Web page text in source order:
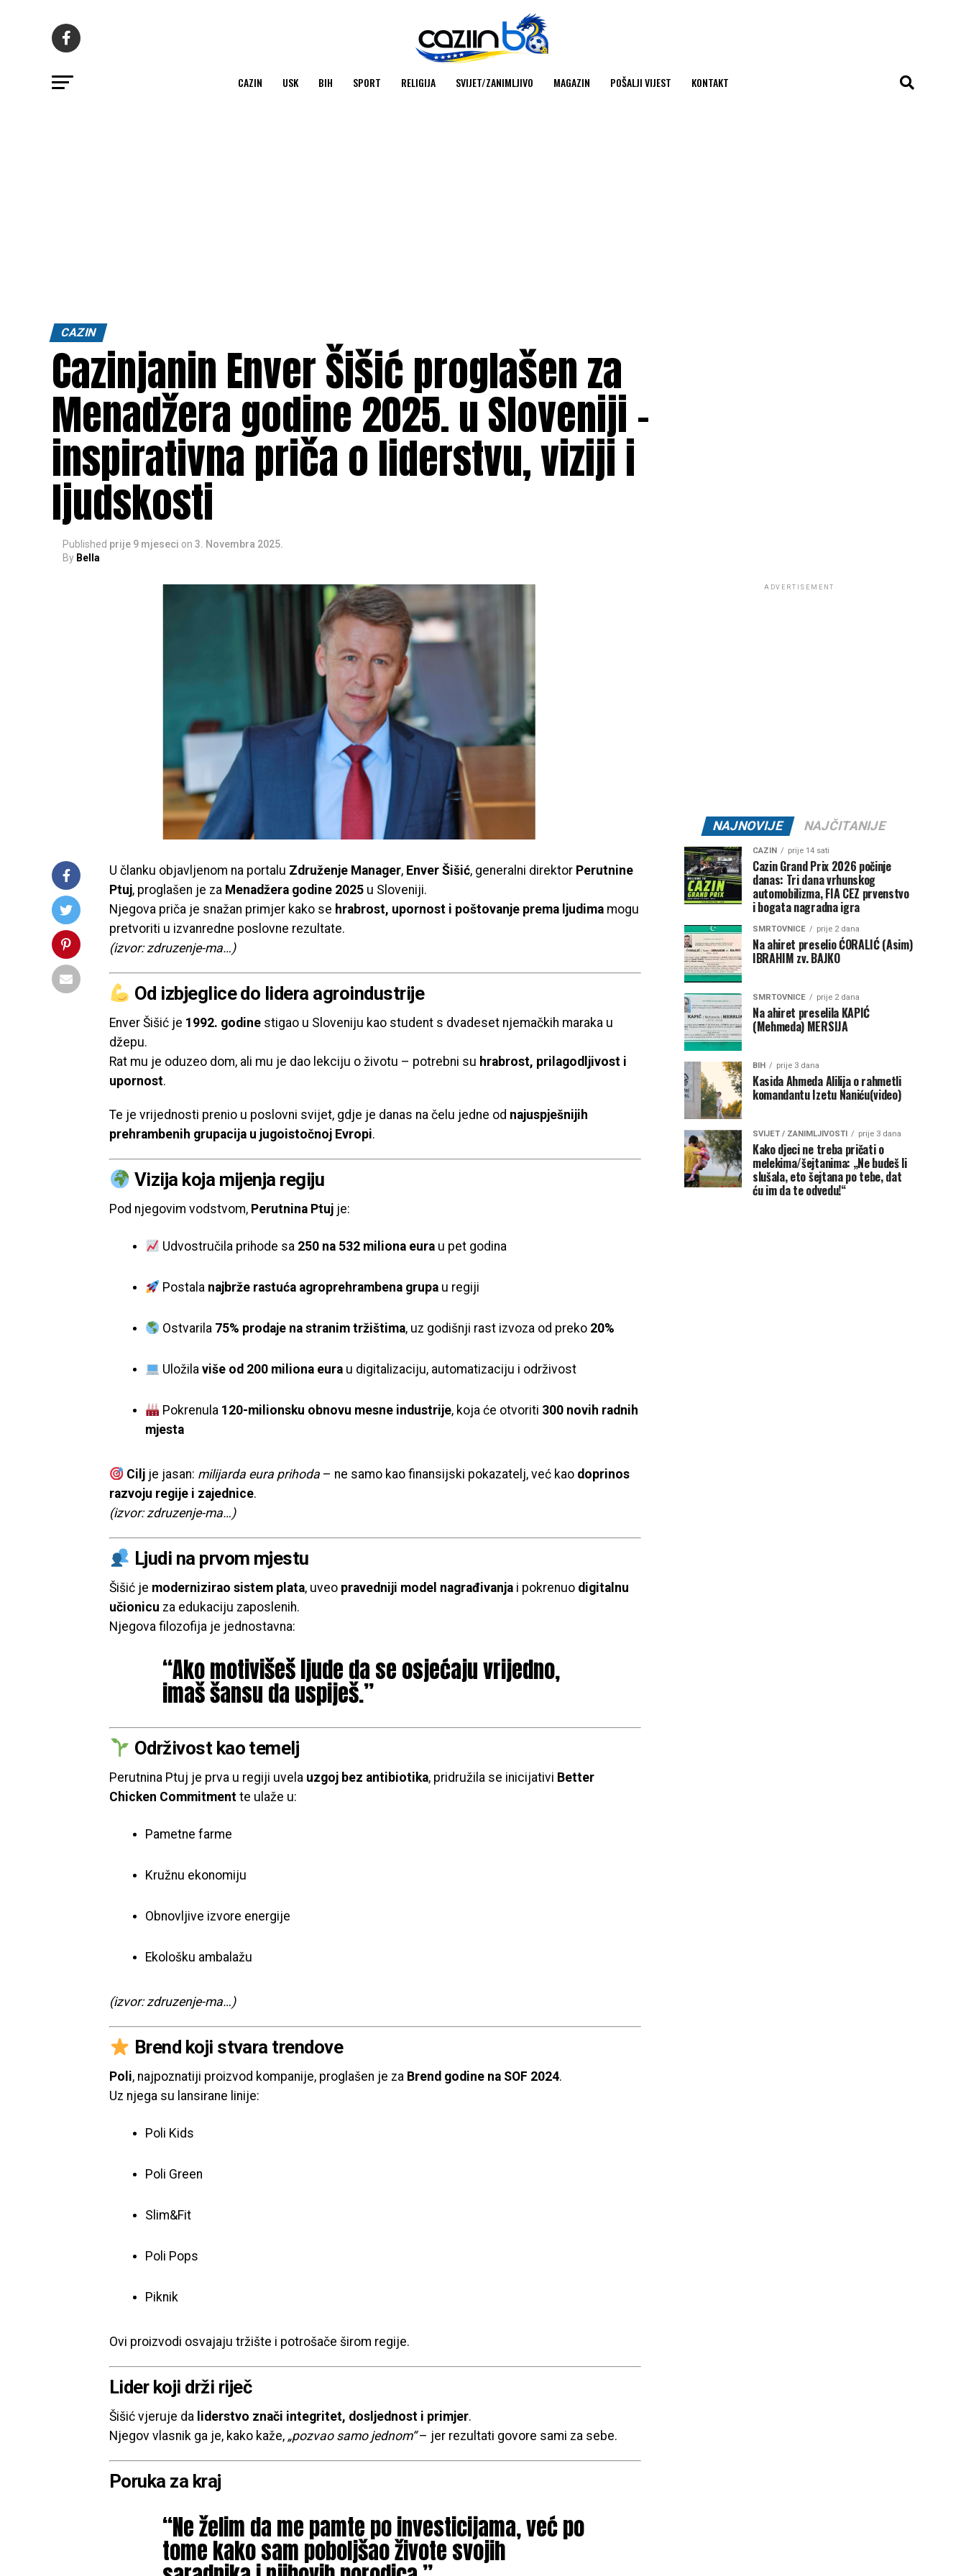
CAZIN USK BIH SPORT RELIGIJA SVIJET/ZANIMLJIVO MAGAZIN POŠALJI VIJEST KONTAKT
CAZIN
Cazinjanin Enver Šišić proglašen za
Menadžera godine 2025. u Sloveniji –
inspirativna priča o liderstvu, viziji i
ljudskosti
Published prije 9 mjeseci on 3. Novembra 2025.
By Bella
U članku objavljenom na portalu Združenje Manager, Enver Šišić, generalni direktor Perutnine
Ptuj, proglašen je za Menadžera godine 2025 u Sloveniji.
Njegova priča je snažan primjer kako se hrabrost, upornost i poštovanje prema ljudima mogu
pretvoriti u izvanredne poslovne rezultate.
(izvor: zdruzenje-ma…)
Od izbjeglice do lidera agroindustrije
Enver Šišić je 1992. godine stigao u Sloveniju kao student s dvadeset njemačkih maraka u
džepu.
Rat mu je oduzeo dom, ali mu je dao lekciju o životu – potrebni su hrabrost, prilagodljivost i
upornost.
Te je vrijednosti prenio u poslovni svijet, gdje je danas na čelu jedne od najuspješnijih
prehrambenih grupacija u jugoistočnoj Evropi.
Vizija koja mijenja regiju
Pod njegovim vodstvom, Perutnina Ptuj je:
Udvostručila prihode sa 250 na 532 miliona eura u pet godina
Postala najbrže rastuća agroprehrambena grupa u regiji
Ostvarila 75% prodaje na stranim tržištima, uz godišnji rast izvoza od preko 20%
Uložilaviše od 200 miliona eura u digitalizaciju, automatizaciju i održivost
Pokrenula 120-milionsku obnovu mesne industrije, koja će otvoriti 300 novih radnih
mjesta
Cilj je jasan: milijarda eura prihoda – ne samo kao finansijski pokazatelj, već kao doprinos
razvoju regije i zajednice.
(izvor: zdruzenje-ma…)
Ljudi na prvom mjestu
Šišić je modernizirao sistem plata, uveo pravedniji model nagrađivanja i pokrenuo digitalnu
učionicu za edukaciju zaposlenih.
Njegova filozofija je jednostavna:
“Ako motivišeš ljude da se osjećaju vrijedno,
imaš šansu da uspiješ.”
Održivost kao temelj
Perutnina Ptuj je prva u regiji uvela uzgoj bez antibiotika, pridružila se inicijativi Better
Chicken Commitment te ulaže u:
Pametne farme
Kružnu ekonomiju
Obnovljive izvore energije
Ekološku ambalažu
(izvor: zdruzenje-ma…)
Brend koji stvara trendove
Poli, najpoznatiji proizvod kompanije, proglašen je za Brend godine na SOF 2024.
Uz njega su lansirane linije:
Poli Kids
Poli Green
Slim&Fit
Poli Pops
Piknik
Ovi proizvodi osvajaju tržište i potrošače širom regije.
Lider koji drži riječ
Šišić vjeruje da liderstvo znači integritet, dosljednost i primjer.
Njegov vlasnik ga je, kako kaže, „pozvao samo jednom“– jer rezultati govore sami za sebe.
Poruka za kraj
“Ne želim da me pamte po investicijama, već po
tome kako sam poboljšao živote svojih
ADVERTISEMENT
NAJNOVIJE NAJČITANIJE
CAZIN prije 14 sati
Cazin Grand Prix 2026 počinje
danas: Tri dana vrhunskog
automobilizma, FIA CEZ prvenstvo
i bogata nagradna igra
SMRTOVNICE prije 2 dana
Na ahiret preselio ĆORALIĆ (Asim)
IBRAHIM zv. BAJKO
SMRTOVNICE prije 2 dana
Na ahiret preselila KAPIĆ
(Mehmeda) MERSIJA
BIH prije 3 dana
Kasida Ahmeda Alilija o rahmetli
komandantu Izetu Naniću(video)
SVIJET / ZANIMLJIVOSTI prije 3 dana
Kako djeci ne treba pričati o
melekima/šejtanima: „Ne budeš li
slušala, eto šejtana po tebe, dat
ću im da te odvedu!“